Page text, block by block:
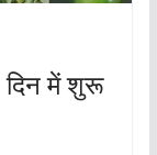
दिन में शुरू